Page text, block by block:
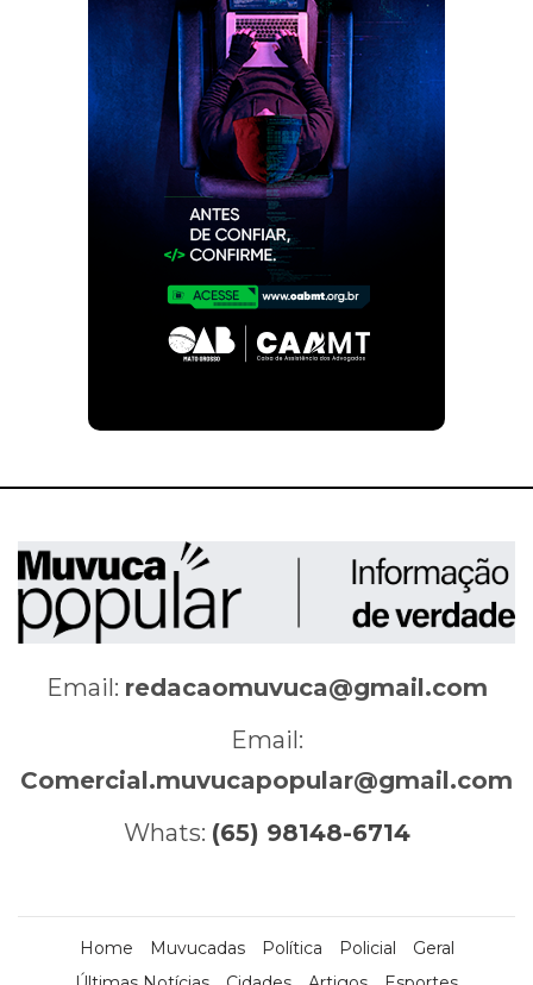
Email: redacaomuvuca@gmail.com
Email:
Comercial.muvucapopular@gmail.com
Whats: (65) 98148-6714
Home Muvucadas Política Policial
Geral